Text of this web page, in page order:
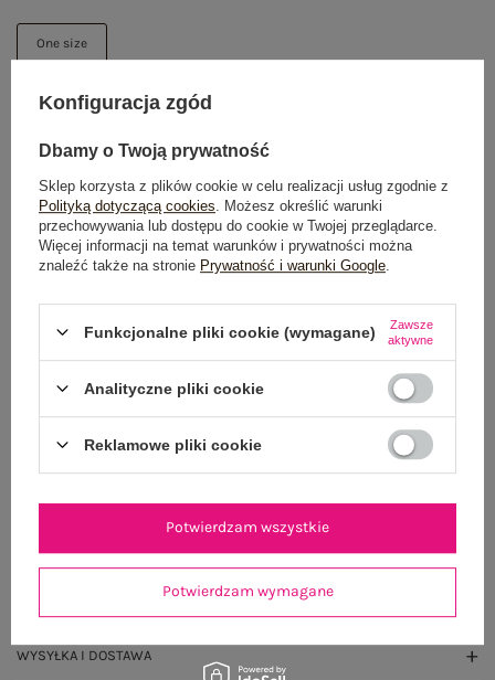
One size
DODAJ DO KOSZYKA
Możesz kupić także poprzez:
Dostawa od 7,99 zł
100 dni na zwrot
OPIS PRODUKTU
GŁÓWNE PARAMETRY
WYSYŁKA I DOSTAWA
Konfiguracja zgód
Dbamy o Twoją prywatność
Sklep korzysta z plików cookie w celu realizacji usług zgodnie z
Polityką dotyczącą cookies . Możesz określić warunki
przechowywania lub dostępu do cookie w Twojej przeglądarce.
Więcej informacji na temat warunków i prywatności można
znaleźć także na stronie Prywatność i warunki Google
Funkcjonalne pliki cookie (wymagane)
Zawsze
aktywne
Analityczne pliki cookie
Reklamowe pliki cookie
Potwierdzam wymagane
Potwierdzam wszystkie